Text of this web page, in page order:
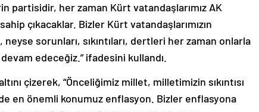
partisidir, her zaman Kürt vatandaşlarımız AK
çıkacaklar. Bizler Kürt vatandaşlarımızın
sorunları, sıkıntıları, dertleri her zaman onlarla
edeceğiz.” ifadesini kullandı.
çizerek, “Önceliğimiz millet, milletimizin sıkıntısı
en önemli konumuz enflasyon. Bizler enflasyona